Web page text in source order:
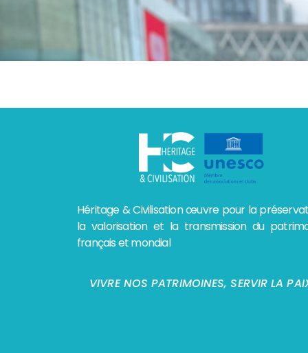
Héritage & Civilisation œuvre pour la
la valorisation et la transmission du
français et mondial
VIVRE NOS PATRIMOINES, SERVIR LA